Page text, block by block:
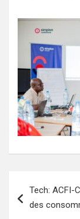
de
Tech: ACFI-
des